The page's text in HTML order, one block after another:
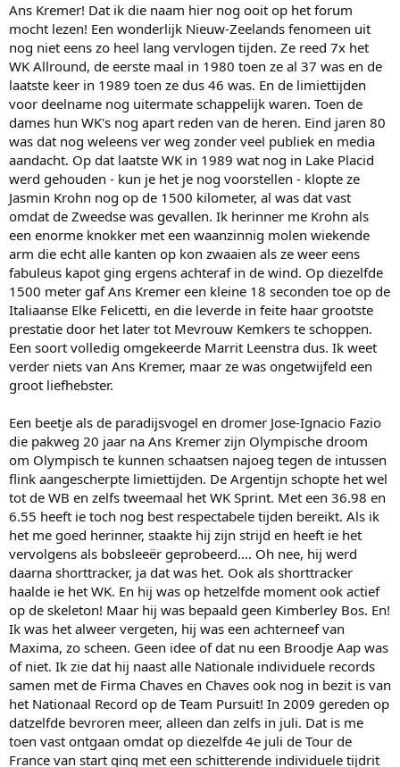
Ans Kremer! Dat ik die naam hier nog ooit op het forum
mocht lezen! Een wonderlijk Nieuw-Zeelands fenomeen uit
nog niet eens zo heel lang vervlogen tijden. Ze reed 7x het
WK Allround, de eerste maal in 1980 toen ze al 37 was en de
laatste keer in 1989 toen ze dus 46 was. En de limiettijden
voor deelname nog uitermate schappelijk waren. Toen de
dames hun WK's nog apart reden van de heren. Eind jaren 80
was dat nog weleens ver weg zonder veel publiek en media
aandacht. Op dat laatste WK in 1989 wat nog in Lake Placid
werd gehouden - kun je het je nog voorstellen - klopte ze
Jasmin Krohn nog op de 1500 kilometer, al was dat vast
omdat de Zweedse was gevallen. Ik herinner me Krohn als
een enorme knokker met een waanzinnig molen wiekende
arm die echt alle kanten op kon zwaaien als ze weer eens
fabuleus kapot ging ergens achteraf in de wind. Op diezelfde
1500 meter gaf Ans Kremer een kleine 18 seconden toe op de
Italiaanse Elke Felicetti, en die leverde in feite haar grootste
prestatie door het later tot Mevrouw Kemkers te schoppen.
Een soort volledig omgekeerde Marrit Leenstra dus. Ik weet
verder niets van Ans Kremer, maar ze was ongetwijfeld een
groot liefhebster.
Een beetje als de paradijsvogel en dromer Jose-Ignacio Fazio
die pakweg 20 jaar na Ans Kremer zijn Olympische droom
om Olympisch te kunnen schaatsen najoeg tegen de intussen
flink aangescherpte limiettijden. De Argentijn schopte het wel
tot de WB en zelfs tweemaal het WK Sprint. Met een 36.98 en
6.55 heeft ie toch nog best respectabele tijden bereikt. Als ik
het me goed herinner, staakte hij zijn strijd en heeft ie het
vervolgens als bobsleeër geprobeerd.... Oh nee, hij werd
daarna shorttracker, ja dat was het. Ook als shorttracker
haalde ie het WK. En hij was op hetzelfde moment ook actief
op de skeleton! Maar hij was bepaald geen Kimberley Bos. En!
Ik was het alweer vergeten, hij was een achterneef van
Maxima, zo scheen. Geen idee of dat nu een Broodje Aap was
of niet. Ik zie dat hij naast alle Nationale individuele records
samen met de Firma Chaves en Chaves ook nog in bezit is van
het Nationaal Record op de Team Pursuit! In 2009 gereden op
datzelfde bevroren meer, alleen dan zelfs in juli. Dat is me
toen vast ontgaan omdat op diezelfde 4e juli de Tour de
France van start ging met een schitterende individuele tijdrit